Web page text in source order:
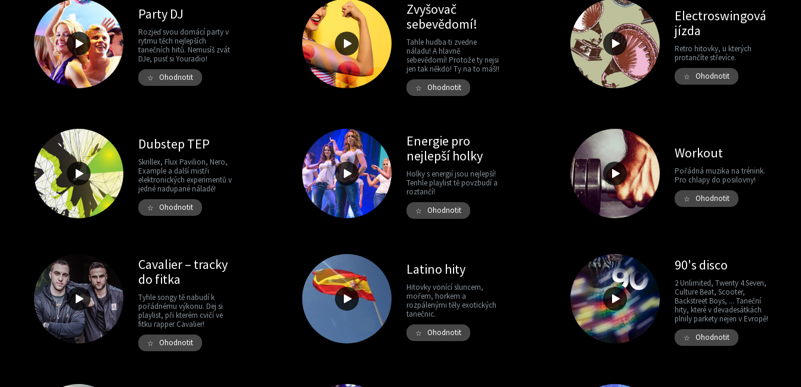
Party DJ
Rozjeď svou domácí party v
rytmu těch nejlepších
tanečních hitů. Nemusíš zvát
DJe, pusť si Youradio!
☆ Ohodnotit
Zvyšovač
sebevědomí!
Tahle hudba ti zvedne
náladu! A hlavně
sebevědomí! Protože ty nejsi
jen tak někdo! Ty na to máš!!
☆ Ohodnotit
Electroswingová
jízda
Retro hitovky, u kterých
protančíte střevíce.
☆ Ohodnotit
Dubstep TEP
Skrillex, Flux Pavilion, Nero,
Example a další mistři
elektronických experimentů v
jedné nadupané náladě!
☆ Ohodnotit
Energie pro
nejlepší holky
Holky s energií jsou nejlepší!
Tenhle playlist tě povzbudí a
roztančí!
☆ Ohodnotit
Workout
Pořádná muzika na trénink.
Pro chlapy do posilovny!
☆ Ohodnotit
Cavalier – tracky
do fitka
Tyhle songy tě nabudí k
pořádnému výkonu. Dej si
playlist, při kterém cvičí ve
fitku rapper Cavalier!
☆ Ohodnotit
Latino hity
Hitovky vonící sluncem,
mořem, horkem a
rozpálenými těly exotických
tanečnic.
☆ Ohodnotit
90's disco
2 Unlimited, Twenty 4 Seven,
Culture Beat, Scooter,
Backstreet Boys, ... Taneční
hity, které v devadesátkách
plnily parkety nejen v Evropě!
☆ Ohodnotit